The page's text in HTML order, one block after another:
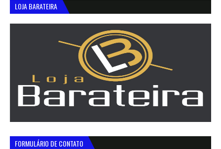
LOJA BARATEIRA
FORMULÁRIO DE CONTATO